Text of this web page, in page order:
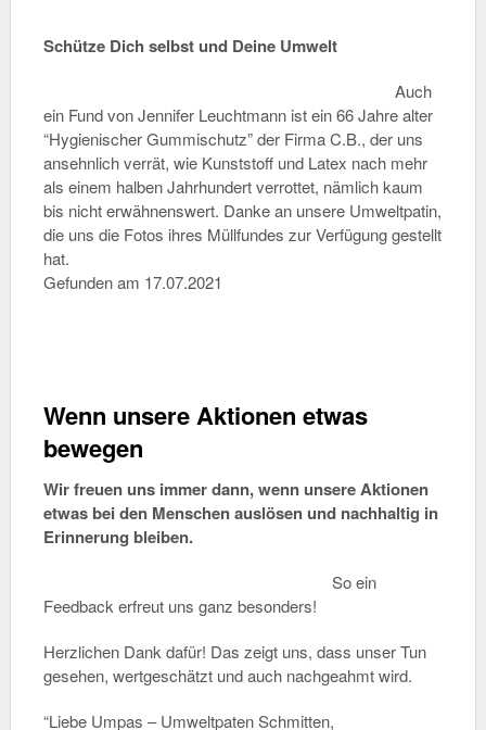
Schütze Dich selbst und Deine Umwelt
Auch
ein Fund von Jennifer Leuchtmann ist ein66 Jahre alter
“Hygienischer Gummischutz” der Firma C.B., der uns
ansehnlich verrät, wie Kunststoff und Latex nach mehr
als einem halben Jahrhundert verrottet, nämlich kaum
bis nicht erwähnenswert. Danke an unsere Umweltpatin,
die uns die Fotos ihres Müllfundes zur Verfügung gestellt
hat.
Gefunden am 17.07.2021
Wenn unsere Aktionen etwas
bewegen
Wir freuen uns immer dann, wenn unsere Aktionen
etwas bei den Menschen auslösen und nachhaltig in
Erinnerung bleiben.
So ein
Feedback erfreut uns ganz besonders!
Herzlichen Dank dafür! Das zeigt uns, dass unser Tun
gesehen, wertgeschätzt und auch nachgeahmt wird.
“Liebe Umpas – Umweltpaten Schmitten,